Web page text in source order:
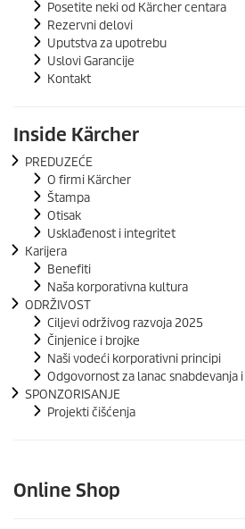
Posetite neki od Kärcher centara
Rezervni delovi
Uputstva za upotrebu
Uslovi Garancije
Kontakt
Inside Kärcher
PREDUZEĆE
O firmi Kärcher
Štampa
Otisak
Usklađenost i integritet
Karijera
Benefiti
Naša korporativna kultura
ODRŽIVOST
Ciljevi održivog razvoja 2025
Činjenice i brojke
Naši vodeći korporativni principi
Odgovornost za lanac snabdevanja
SPONZORISANJE
Projekti čišćenja
Online Shop